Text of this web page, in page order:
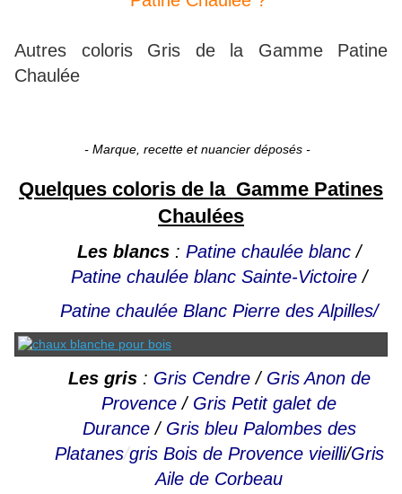
Autres coloris Gris de la Gamme Patine
Chaulée
- Marque, recette et nuancier déposés -
Quelques coloris de la Gamme Patines
Chaulées
Les blancs: Patine chaulée blanc/
Patine chaulée blanc Sainte-Victoire/
Patine chaulée Blanc Pierre des Alpilles/
Les gris: Gris Cendre/ Gris Anon de
Provence / Gris Petit galet de
Durance/ Gris bleu Palombes des
Platanes/gris Bois de Provence vieilli/Gris
Aile de Corbeau